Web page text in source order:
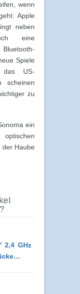
wenn
Apple
neben
eine
Spiele
das US-
scheinen
zu
ein
der Haube
2,4 GHz